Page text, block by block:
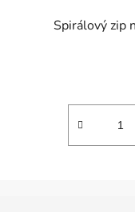
Spirálový zip